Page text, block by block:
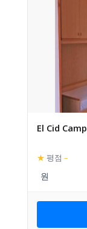
El Cid
★ 평점 –